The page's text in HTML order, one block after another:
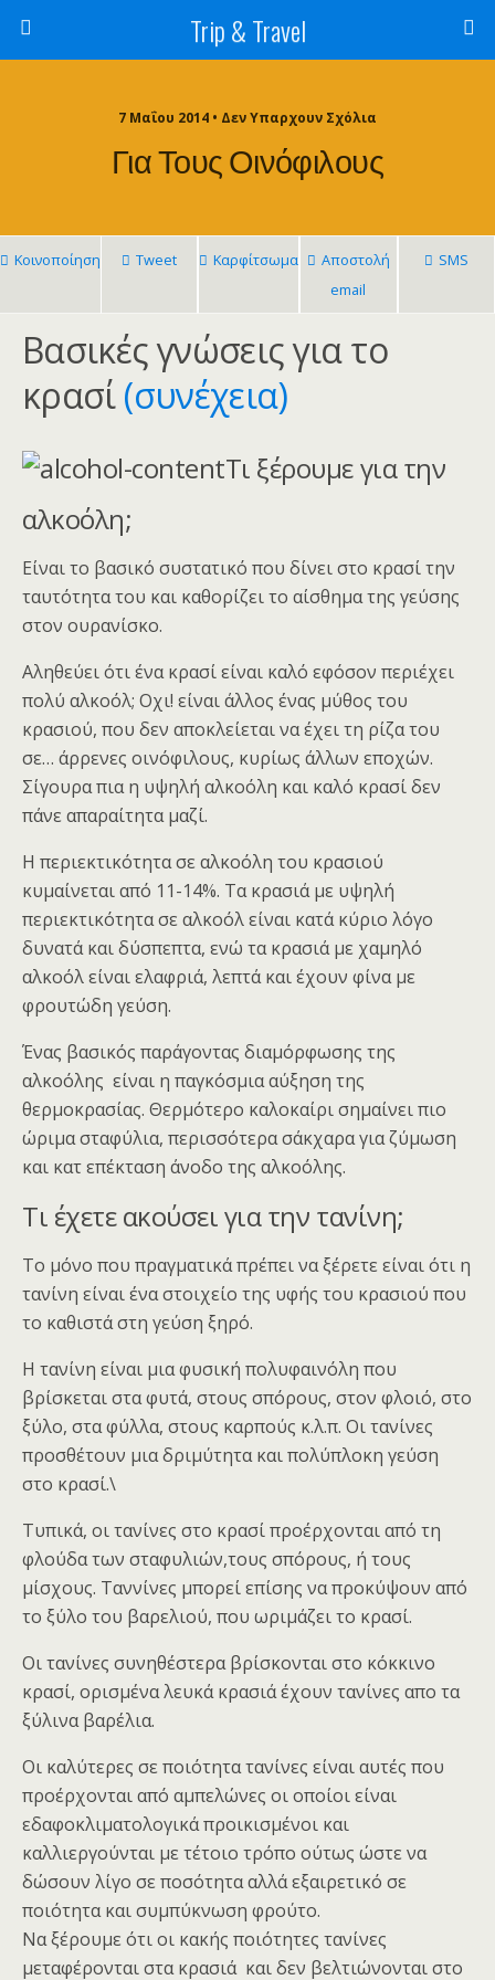
Trip & Travel
7 Μαΐου 2014 • Δεν Υπαρχουν Σχόλια
Για Τους Οινόφιλους
Κοινοποίηση Tweet Καρφίτσωμα
Αποστολή
email
SMS
Βασικές γνώσεις για το
κρασί(συνέχεια)
Τι ξέρουμε για την
αλκοόλη;
Είναι το βασικό συστατικό που δίνει στο κρασί την
ταυτότητα του και καθορίζει το αίσθημα της γεύσης
στον ουρανίσκο.
Αληθεύει ότι ένα κρασί είναι καλό εφόσον περιέχει
πολύ αλκοόλ; Οχι! είναι άλλος ένας μύθος του
κρασιού, που δεν αποκλείεται να έχει τη ρίζα του
σε… άρρενες οινόφιλους, κυρίως άλλων εποχών.
Σίγουρα πια η υψηλή αλκοόλη και καλό κρασί δεν
πάνε απαραίτητα μαζί.
Η περιεκτικότητα σε αλκοόλη του κρασιού
κυμαίνεται από 11-14%. Τα κρασιά με υψηλή
περιεκτικότητα σε αλκοόλ είναι κατά κύριο λόγο
δυνατά και δύσπεπτα, ενώ τα κρασιά με χαμηλό
αλκοόλ είναι ελαφριά, λεπτά και έχουν φίνα με
φρουτώδη γεύση.
Ένας βασικός παράγοντας διαμόρφωσης της
αλκοόλης είναι η παγκόσμια αύξηση της
θερμοκρασίας. Θερμότερο καλοκαίρι σημαίνει πιο
ώριμα σταφύλια, περισσότερα σάκχαρα για ζύμωση
και κατ επέκταση άνοδο της αλκοόλης.
Τι έχετε ακούσει για την τανίνη;
Το μόνο που πραγματικά πρέπει να ξέρετε είναι ότι η
τανίνη είναι ένα στοιχείο της υφής του κρασιού που
το καθιστά στη γεύση ξηρό.
Η τανίνη είναι μια φυσική πολυφαινόλη που
βρίσκεται στα φυτά, στους σπόρους, στον φλοιό, στο
ξύλο, στα φύλλα, στους καρπούς κ.λ.π. Οι τανίνες
προσθέτουν μια δριμύτητα και πολύπλοκη γεύση
στο κρασί.\
Τυπικά, οι τανίνες στο κρασί προέρχονται από τη
φλούδα των σταφυλιών,τους σπόρους, ή τους
μίσχους. Ταννίνες μπορεί επίσης να προκύψουν από
το ξύλο του βαρελιού, που ωριμάζει το κρασί.
Οι τανίνες συνηθέστερα βρίσκονται στο κόκκινο
κρασί, ορισμένα λευκά κρασιά έχουν τανίνες απο τα
ξύλινα βαρέλια.
Οι καλύτερες σε ποιότητα τανίνες είναι αυτές που
προέρχονται από αμπελώνες οι οποίοι είναι
εδαφοκλιματολογικά προικισμένοι και
καλλιεργούνται με τέτοιο τρόπο ούτως ώστε να
δώσουν λίγο σε ποσότητα αλλά εξαιρετικό σε
ποιότητα και συμπύκνωση φρούτο.
Να ξέρουμε ότι οι κακής ποιότητες τανίνες
μεταφέρονται στα κρασιά και δεν βελτιώνονται στο